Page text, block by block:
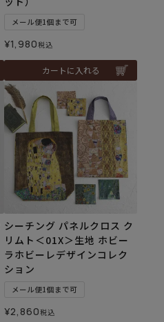
メール便1個まで可
¥1,980税込
カートに入れる
シーチング パネルクロス ク
リムト＜01X＞生地 ホビー
ラホビーレデザインコレク
ション
メール便1個まで可
¥2,860税込